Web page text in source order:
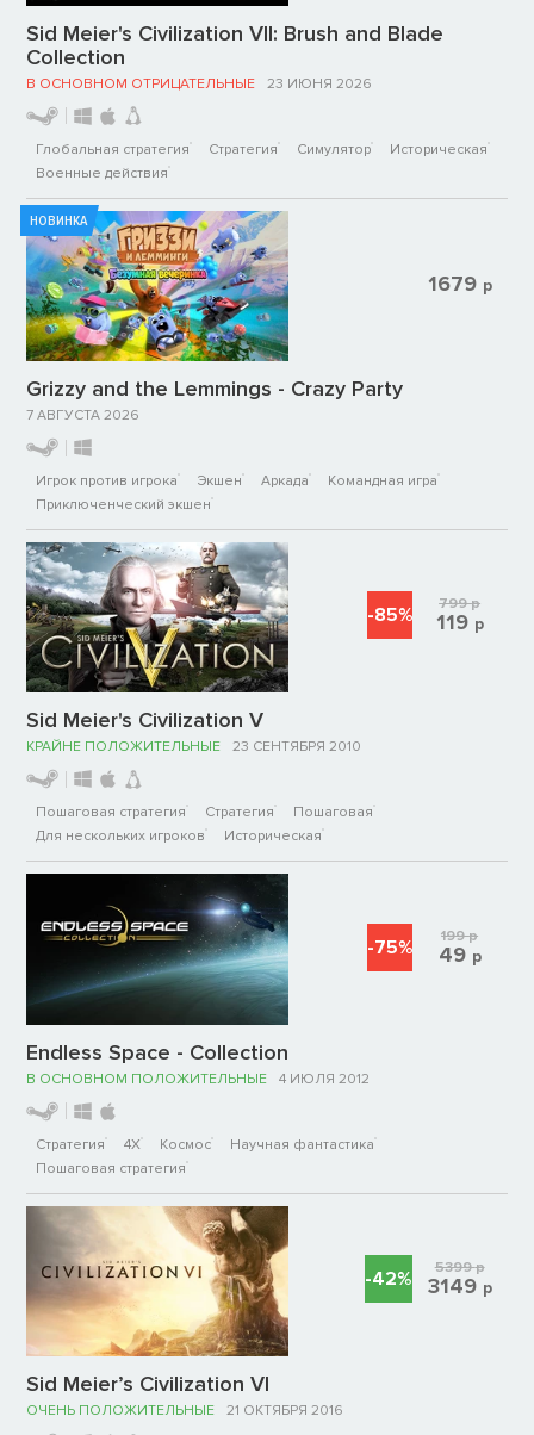
Sid Meier's Civilization VII: Brush and Blade
Collection
В ОСНОВНОМ ОТРИЦАТЕЛЬНЫЕ 23 ИЮНЯ 2026
Глобальная стратегия Стратегия Симулятор
Историческая
Военные действия
НОВИНКА
Grizzy and the Lemmings - Crazy Party
7 АВГУСТА 2026
Игрок против игрока Экшен Аркада
Командная игра
Приключенческий экшен
1679 р
Sid Meier's Civilization V
КРАЙНЕ ПОЛОЖИТЕЛЬНЫЕ 23 СЕНТЯБРЯ 2010
Пошаговая стратегия Стратегия
Пошаговая
Для нескольких игроков
Историческая
-85% 799р
119 р
Endless Space - Collection
В ОСНОВНОМ ПОЛОЖИТЕЛЬНЫЕ 4 ИЮЛЯ 2012
Стратегия 4X Космос
Научная фантастика
Пошаговая стратегия
-75% 199р
49 р
Sid Meier’s Civilization VI
ОЧЕНЬ ПОЛОЖИТЕЛЬНЫЕ 21 ОКТЯБРЯ 2016
-42% 5399р
3149 р